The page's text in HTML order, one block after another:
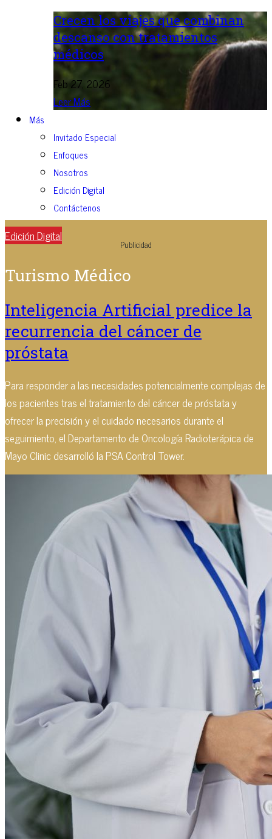
Crecen los viajes que combinan
descanso con tratamientos
médicos
Feb 27, 2026
Leer Más
Más
Invitado Especial
Enfoques
Nosotros
Edición Digital
Contáctenos
Edición Digital
Publicidad
Turismo Médico
Inteligencia Artificial predice la
recurrencia del cáncer de
próstata
Para responder a las necesidades potencialmente complejas de
los pacientes tras el tratamiento del cáncer de próstata y
ofrecer la precisión y el cuidado necesarios durante el
seguimiento, el Departamento de Oncología Radioterápica de
Mayo Clinic desarrolló la PSA Control Tower.